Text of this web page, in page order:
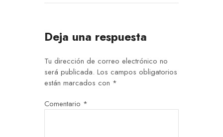
Deja una respuesta
Tu dirección de correo electrónico no
será publicada. Los campos obligatorios
están marcados con *
Comentario *